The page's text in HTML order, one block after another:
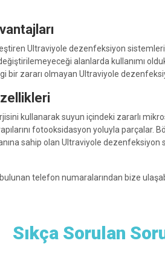
Ultraviyole dezenfeksiyon
alanlarda kullanımı
bir zararı olmayan Ultraviyole
kullanarak suyun içindeki zararlı
fotooksidasyon yoluyla parçalar.
sahip olan Ultraviyole dezenfeksiyon
telefon numaralarından bize
Sıkça Sorulan